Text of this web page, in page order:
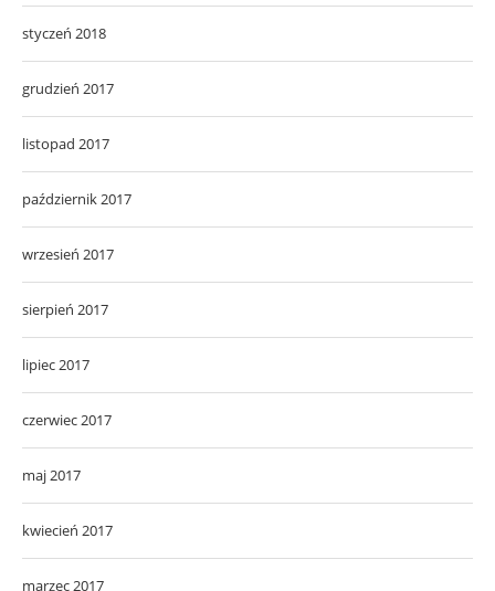
styczeń 2018
grudzień 2017
listopad 2017
październik 2017
wrzesień 2017
sierpień 2017
lipiec 2017
czerwiec 2017
maj 2017
kwiecień 2017
marzec 2017